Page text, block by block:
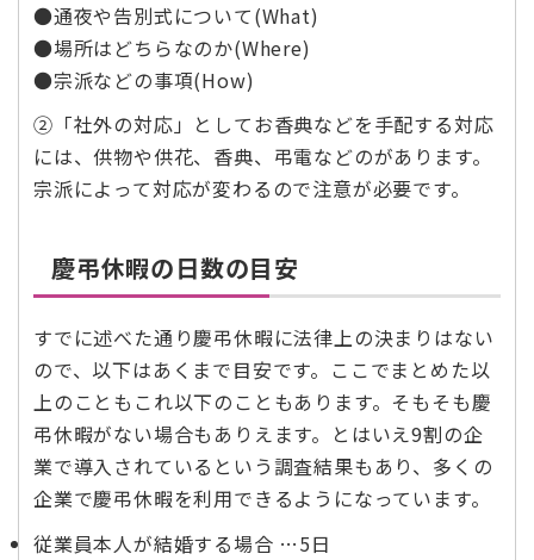
●通夜や告別式について(What)
●場所はどちらなのか(Where)
●宗派などの事項(How)
②「社外の対応」としてお香典などを手配する対応
には、供物や供花、香典、弔電などのがあります。
宗派によって対応が変わるので注意が必要です。
慶弔休暇の日数の目安
すでに述べた通り慶弔休暇に法律上の決まりはない
ので、以下はあくまで目安です。ここでまとめた以
上のこともこれ以下のこともあります。そもそも慶
弔休暇がない場合もありえます。とはいえ9割の企
業で導入されているという調査結果もあり、多くの
企業で慶弔休暇を利用できるようになっています。
従業員本人が結婚する場合 …5日